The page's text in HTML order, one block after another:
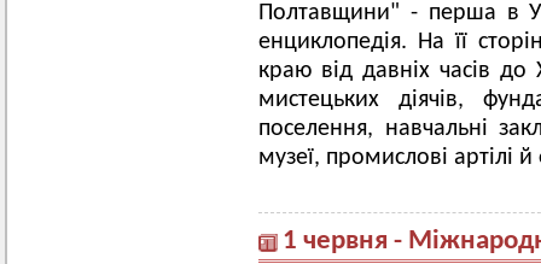
Полтавщини" - перша в
енциклопедія. На її
краю від давніх часів до
мистецьких діячів,
поселення, навчальні
музеї, промислові артілі
1 червня -